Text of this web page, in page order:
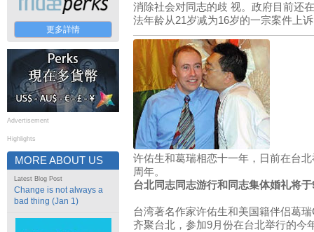
更多詳情
Advertisement
Highlights
MORE ABOUT US
Latest Blog Post
Change is not always a
bad thing (Jan 1)
消除社会对同志的歧 视。政府目前还
法年龄从21岁减为16岁的一宗案件上
许佑生和葛瑞相恋十一年，日前在台
周年。
台北同志同志游行和同志集体婚礼将
台湾著名作家许佑生和美国籍伴侣葛
齐聚台北，参加9月份在台北举行的今